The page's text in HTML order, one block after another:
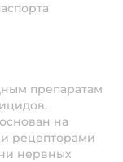
препаратам
на
рецепторами
нервных